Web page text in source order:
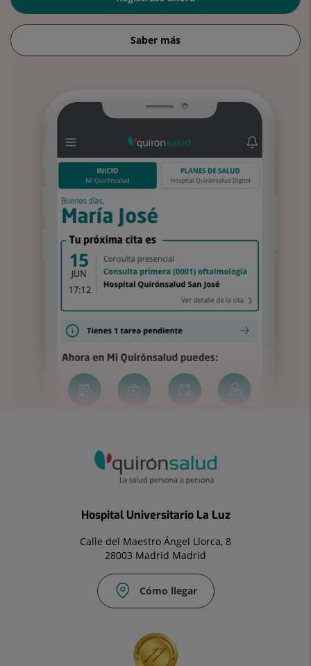
Saber más
Hospital Universitario La Luz
Calle del Maestro Ángel Llorca, 8
28003 Madrid Madrid
Cómo llegar